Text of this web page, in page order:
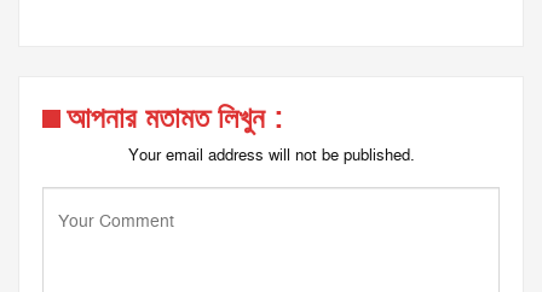
আপনার মতামত লিখুন :
Your email address will not be published.